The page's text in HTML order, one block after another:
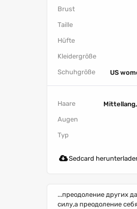
Brust
Taille
Hüfte
Kleidergröße
Schuhgröße
US
Haare
Augen
Typ
Sedcard
...преодоление других
силу,а преодоление